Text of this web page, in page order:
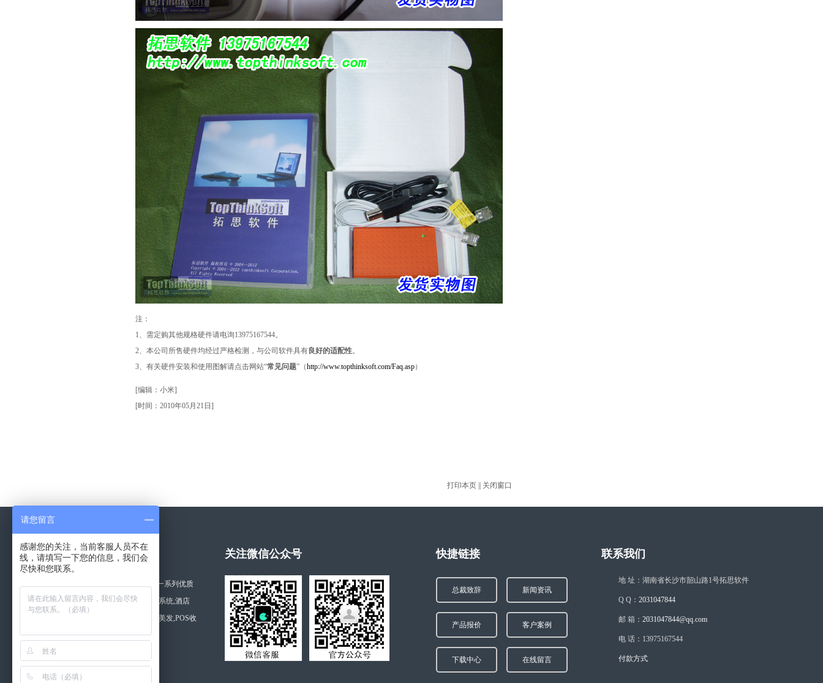
注：
1、需定购其他规格硬件请电询13975167544。
2、本公司所售硬件均经过严格检测，与公司软件具有 良好的适配性。
3、有关硬件安装和使用图解请点击网站“常见问题”（http://www.topthinksoft.com/Faq.asp）
[编辑：小米]
[时间：2010年05月21日]
打印本页 关闭窗口
关于拓思软件
湖南长沙拓思软件公司开发一系列优质
的软件产品,如利康药店管理系统,酒店
管,美容,商品,桑拿,医院,美容美发,POS收
银软件等。
查看更多 >>
关注微信公众号 快捷链接
总裁致辞 新闻资讯
产品报价 客户案例
下载中心 在线留言
联系我们
地 址：湖南省长沙市韶山路1号拓思软件
Q Q： 2031047844
邮 箱： 2031047844@qq.com
电 话：13975167544
付款方式
请您留言
感谢您的关注，当前客服人员不在
线，请填写一下您的信息，我们会
尽快和您联系。